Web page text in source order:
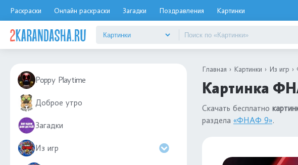
Раскраски Онлайн раскраски Загадки Поздравления Картинки
Poppy Playtime
Доброе утро
Загадки
Из игр
Главная Картинки Из игр
Картинка
Скачать бесплатно
раздела «ФНАФ 9».